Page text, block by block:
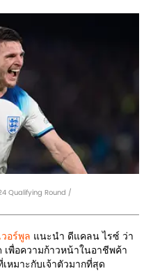
Qualifying Round /
วอร์พูล แนะนำ ดีแคลน ไรซ์ ว่า
เพื่อความก้าวหน้าในอาชีพค้า
หมาะกับเจ้าตัวมากที่สุด